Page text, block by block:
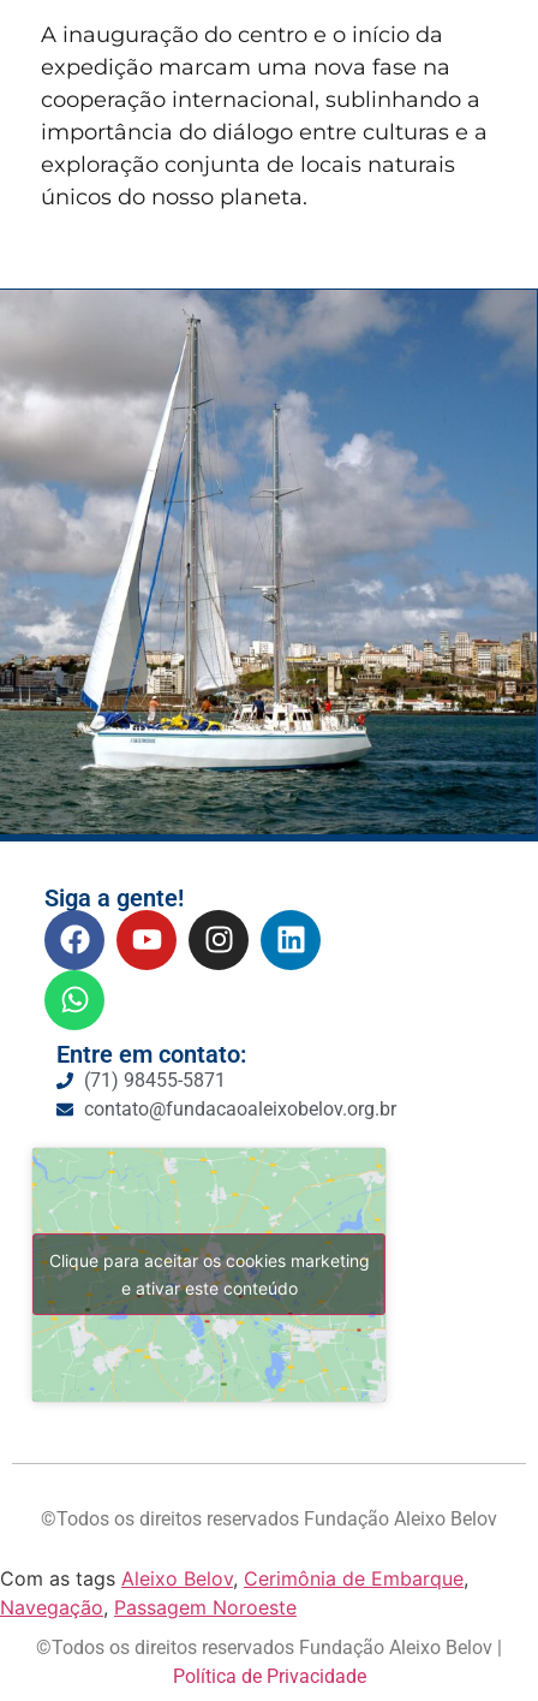
A inauguração do centro e o início da
expedição marcam uma nova fase na
cooperação internacional, sublinhando a
importância do diálogo entre culturas e a
exploração conjunta de locais naturais
únicos do nosso planeta.
Siga a gente!
Entre em contato:
(71) 98455-5871
contato@fundacaoaleixobelov.org.br
Clique para aceitar os cookies marketing
e ativar este conteúdo
©Todos os direitos reservados Fundação Aleixo Belov
Com as tags Aleixo Belov, Cerimônia de Embarque,
Navegação, Passagem Noroeste
©Todos os direitos reservados Fundação Aleixo Belov |
Política de Privacidade